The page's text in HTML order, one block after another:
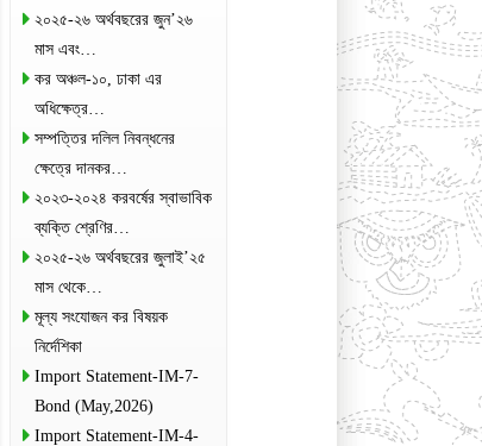
২০২৫-২৬ অর্থবছরের জুন’২৬
মাস এবং…
কর অঞ্চল-১০, ঢাকা এর
অধিক্ষেত্র…
সম্পত্তির দলিল নিবন্ধনের
ক্ষেত্রে দানকর…
২০২৩-২০২৪ করবর্ষের স্বাভাবিক
ব্যক্তি শ্রেণির…
২০২৫-২৬ অর্থবছরের জুলাই’২৫
মাস থেকে…
মূল্য সংযোজন কর বিষয়ক
নির্দেশিকা
Import Statement-IM-7-
Bond (May,2026)
Import Statement-IM-4-